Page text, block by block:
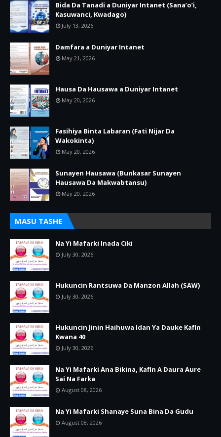
Bida Da Tanadi a Duniyar Intanet (Sana’o’i,
Kasuwanci, Kwadago)
July 13, 2026
Damfara a Duniyar Intanet
May 21, 2026
Hausa Da Hausawa a Duniyar Intanet
May 20, 2026
Fasihiya Binta Labaran (Fati Nijar Da
Wakokinta)
May 20, 2026
Sunayen Hausawa (Bunkasar Sunayen
Hausawa Da Makwabtansu)
May 20, 2026
MASU TASHE
Na Yi Mafarki Inada Ciki
July 30, 2026
Hukuncin Rantsuwa Da Manzon Allah (SAW)
July 30, 2026
Hukuncin Jinin Haihuwa Idan Ya Dauke Kafin
Kwana 40
July 30, 2026
Na Yi Mafarki Ana Bikina, Kafin A Daura Aure
Sai Na Farka
August 08, 2026
Na Yi Mafarki Shanaye Suna Bina Da Gudu
August 08, 2026